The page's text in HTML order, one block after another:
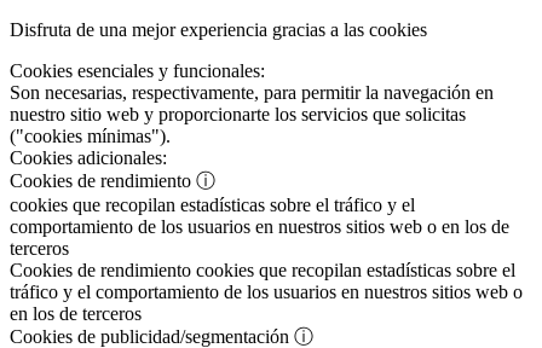
Disfruta de una mejor experiencia gracias a las cookies
Cookies esenciales y funcionales:
Son necesarias, respectivamente, para permitir la navegación en
nuestro sitio web y proporcionarte los servicios que solicitas
("cookies mínimas").
Cookies adicionales:
Cookies de rendimiento ⓘ
cookies que recopilan estadísticas sobre el tráfico y el
comportamiento de los usuarios en nuestros sitios web o en los de
terceros
Cookies de rendimiento cookies que recopilan estadísticas sobre el
tráfico y el comportamiento de los usuarios en nuestros sitios web o
en los de terceros
Cookies de publicidad/segmentación ⓘ